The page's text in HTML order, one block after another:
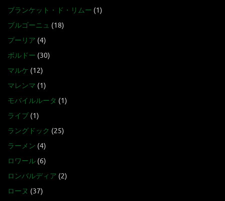
ブランケット・ド・リムー (1)
ブルゴーニュ (18)
プーリア (4)
ボルドー (30)
マルケ (12)
マレンマ (1)
モバイルルータ (1)
ライブ (1)
ラングドック (25)
ラーメン (4)
ロワール (6)
ロンバルディア (2)
ローヌ (37)